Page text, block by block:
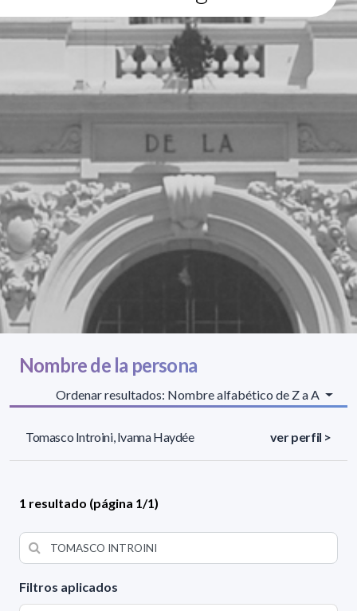
Filtros aplicados
Nombre de la persona
Ordenar resultados: Nombre alfabético de Z a A
Tomasco Introini, Ivanna Haydée ver perfil >
1 resultado (página 1/1)